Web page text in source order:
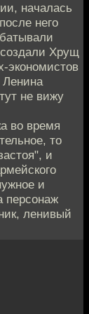
началась
него
Хрущ
экономистов
не вижу
во время
то
и
и
персонаж
ленивый